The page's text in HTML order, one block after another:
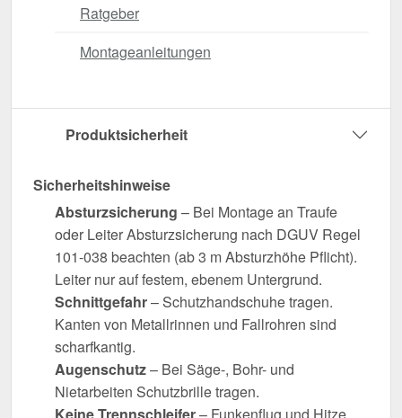
Ratgeber
Montageanleitungen
Produktsicherheit
Sicherheitshinweise
Absturzsicherung – Bei Montage an Traufe
oder Leiter Absturzsicherung nach DGUV Regel
101-038 beachten (ab 3 m Absturzhöhe Pflicht).
Leiter nur auf festem, ebenem Untergrund.
Schnittgefahr– Schutzhandschuhe tragen.
Kanten von Metallrinnen und Fallrohren sind
scharfkantig.
Augenschutz– Bei Säge-, Bohr- und
Nietarbeiten Schutzbrille tragen.